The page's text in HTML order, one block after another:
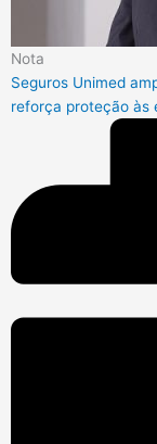
Nota
Seguros Unimed
reforça proteção às